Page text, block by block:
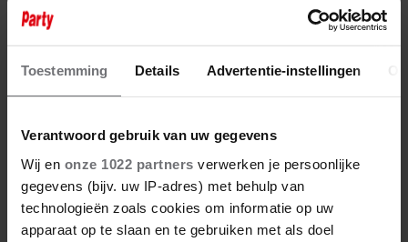
Toestemming Details Advertentie-instellingen
Verantwoord gebruik van uw gegevens
Wij en onze 1022 partners verwerken je persoonlijke
gegevens (bijv. uw IP-adres) met behulp van
technologieën zoals cookies om informatie op uw
apparaat op te slaan en te gebruiken met als doel
23 mei 2025